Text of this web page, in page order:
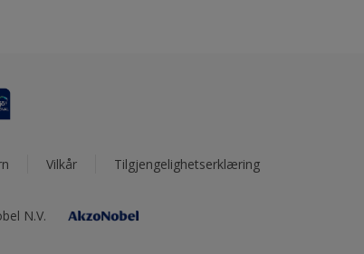
Vilkår Tilgjengelighetserklæring
N.V.